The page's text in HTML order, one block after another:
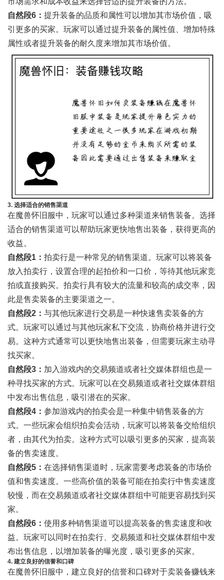
自然段6： 提升装备的品质和属性可以增加其市场价值，吸
引更多的买家。玩家可以通过提升装备的属性值、增加特殊
属性或者提升装备的耐久度来增加其市场价值。
3. 选择适合的销售渠道
在魔兽怀旧服中，玩家可以通过多种渠道来销售装备。选择
适合的销售渠道可以帮助玩家更快地售出装备，获得更高的
收益。
自然段1： 拍卖行是一种常见的销售渠道。玩家可以将装备
放入拍卖行，设置合理的起拍价和一口价，等待其他玩家竞
拍或直接购买。拍卖行具有较大的流量和较高的成交率，因
此是售卖装备的主要渠道之一。
自然段2： 与其他玩家进行交易是一种快速售卖装备的方
式。玩家可以通过与其他玩家私下交流，协商价格并进行交
易。这种方式通常可以更快地售出装备，但需要玩家主动寻
找买家。
自然段3： 加入游戏内的交易频道或者社交媒体群组也是一
种寻找买家的方式。玩家可以在交易频道或者社交媒体群组
中发布出售信息，吸引潜在的买家。
自然段4： 参加游戏内的拍卖会是一种集中销售装备的方
式。一些玩家会组织拍卖会活动，玩家可以将装备交给组织
者，由其代为拍卖。这种方式可以吸引更多的买家，提高装
备的售卖速度。
自然段5： 在选择销售渠道时，玩家需要考虑装备的市场价
值和售卖速度。一些高价值的装备可能在拍卖行中售卖速度
较慢，而在交易频道或者社交媒体群组中可能更容易找到买
家。
自然段6： 使用多种销售渠道可以提高装备的售卖速度和收
益。玩家可以同时在拍卖行、交易频道和社交媒体群组中发
布出售信息，以增加装备的曝光度，吸引更多的买家。
4. 建立良好的信誉和口碑
在魔兽怀旧服中，建立良好的信誉和口碑对于卖装备赚钱来